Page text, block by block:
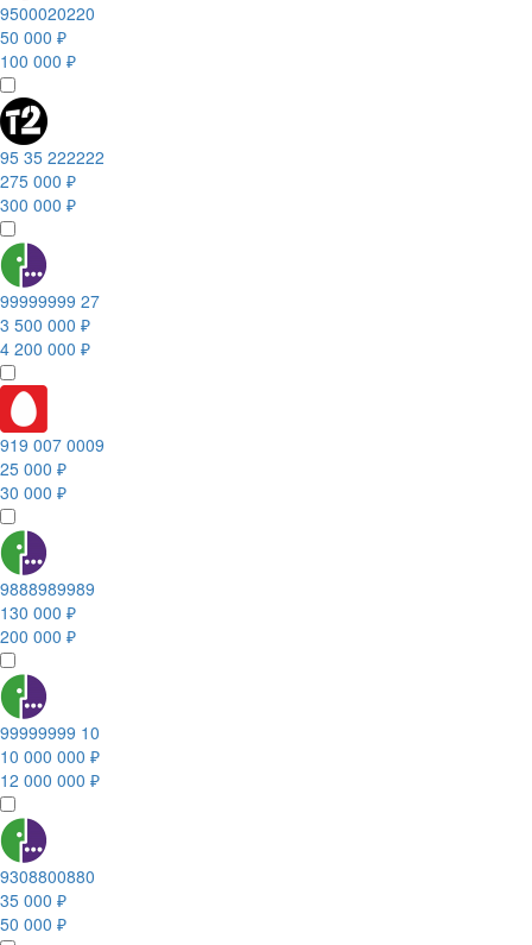
9500020220
50 000 ₽
100 000 ₽
95 35 222222
275 000 ₽
300 000 ₽
99999999 27
3 500 000 ₽
4 200 000 ₽
919 007 0009
25 000 ₽
30 000 ₽
9888989989
130 000 ₽
200 000 ₽
99999999 10
10 000 000 ₽
12 000 000 ₽
9308800880
35 000 ₽
50 000 ₽